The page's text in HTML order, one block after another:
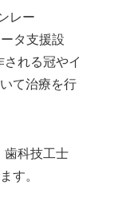
レー
タ支援設
れる冠やイ
て治療を行
歯科技工士
す。